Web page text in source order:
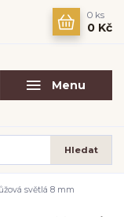
Menu
Hledat
0 ks
0 Kč
světlá 8 mm